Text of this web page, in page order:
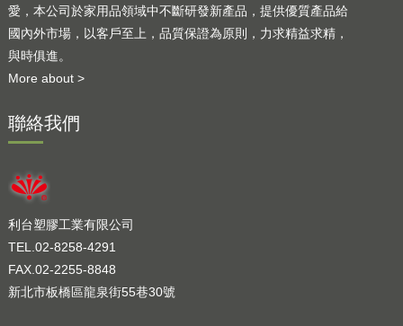
愛，本公司於家用品領域中不斷研發新產品，提供優質產品給
國內外市場，以客戶至上，品質保證為原則，力求精益求精，
與時俱進。
More about >
聯絡我們
利台塑膠工業有限公司
TEL.02-8258-4291
FAX.02-2255-8848
新北市板橋區龍泉街55巷30號